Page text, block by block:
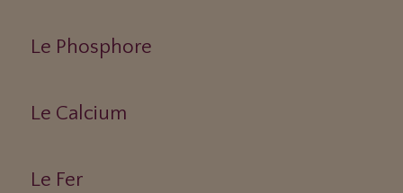
Le Phosphore
Le Calcium
Le Fer